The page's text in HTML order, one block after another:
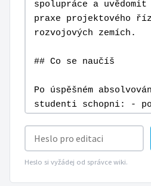
Heslo si vyžádej od správce wiki.